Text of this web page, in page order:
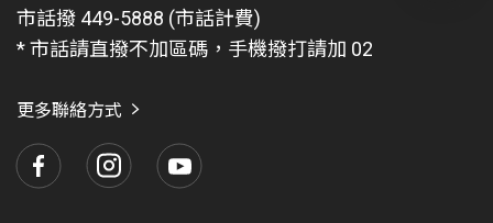
市話撥 449-5888 (市話計費)
* 市話請直撥不加區碼，手機撥打請加 02
更多聯絡方式